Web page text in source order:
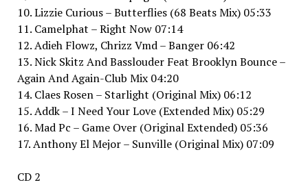
10. Lizzie Curious – Butterflies (68 Beats Mix) 05:33
11. Camelphat – Right Now 07:14
12. Adieh Flowz, Chrizz Vmd – Banger 06:42
13. Nick Skitz And Basslouder Feat Brooklyn Bounce –
Again And Again-Club Mix 04:20
14. Claes Rosen – Starlight (Original Mix) 06:12
15. Addk – I Need Your Love (Extended Mix) 05:29
16. Mad Pc – Game Over (Original Extended) 05:36
17. Anthony El Mejor – Sunville (Original Mix) 07:09
CD 2